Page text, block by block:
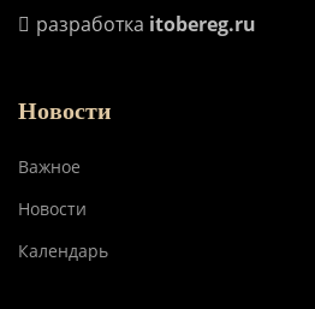
разработка itobereg.ru
Новости
Важное
Новости
Календарь